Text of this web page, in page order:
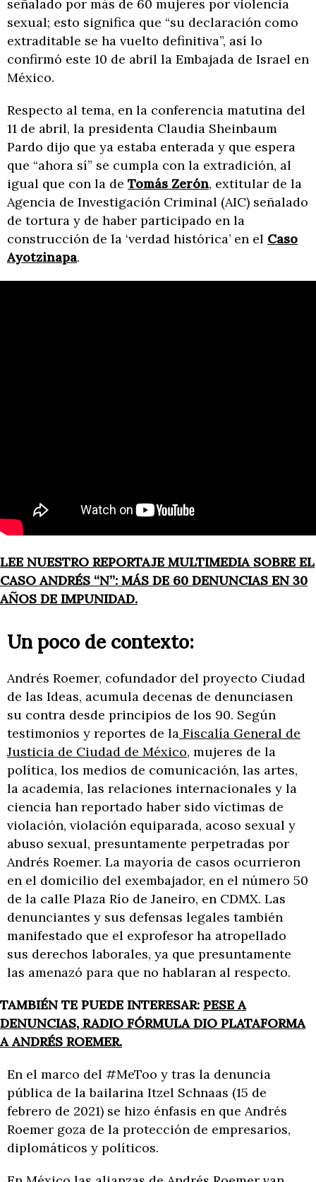
señalado por más de 60 mujeres por violencia
sexual; esto significa que “su declaración como
extraditable se ha vuelto definitiva”, así lo
confirmó este 10 de abril la Embajada de Israel en
México.
Respecto al tema, en la conferencia matutina del
11 de abril, la presidenta Claudia Sheinbaum
Pardo dijo que ya estaba enterada y que espera
que “ahora sí” se cumpla con la extradición, al
igual que con la de Tomás Zerón, extitular de la
Agencia de Investigación Criminal (AIC) señalado
de tortura y de haber participado en la
construcción de la ‘verdad histórica’ en el Caso
Ayotzinapa.
LEE NUESTRO REPORTAJE MULTIMEDIA SOBRE EL
CASO ANDRÉS “N”: MÁS DE 60 DENUNCIAS EN 30
AÑOS DE IMPUNIDAD.
Un poco de contexto:
Andrés Roemer, cofundador del proyecto Ciudad
de las Ideas, acumula decenas de denunciasen
su contra desde principios de los 90. Según
testimonios y reportes de la Fiscalía General de
Justicia de Ciudad de México, mujeres de la
política, los medios de comunicación, las artes,
la academia, las relaciones internacionales y la
ciencia han reportado haber sido víctimas de
violación, violación equiparada, acoso sexual y
abuso sexual, presuntamente perpetradas por
Andrés Roemer. La mayoría de casos ocurrieron
en el domicilio del exembajador, en el número 50
de la calle Plaza Río de Janeiro, en CDMX. Las
denunciantes y sus defensas legales también
manifestado que el exprofesor ha atropellado
sus derechos laborales, ya que presuntamente
las amenazó para que no hablaran al respecto.
TAMBIÉN TE PUEDE INTERESAR: PESE A
DENUNCIAS, RADIO FÓRMULA DIO PLATAFORMA
A ANDRÉS ROEMER.
En el marco del #MeToo y tras la denuncia
pública de la bailarina Itzel Schnaas (15 de
febrero de 2021) se hizo énfasis en que Andrés
Roemer goza de la protección de empresarios,
diplomáticos y políticos.